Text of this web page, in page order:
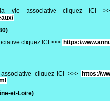
la vie associative cliquez ICI
cliquez ICI >>> https://
cliquez ICI >>>
https://
et-Loire)